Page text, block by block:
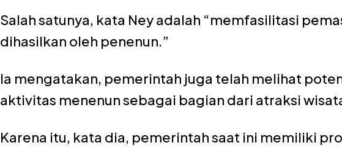
Salah satunya, kata Ney adalah “memfasilitasi
dihasilkan oleh penenun.”
Ia mengatakan, pemerintah juga telah melihat
aktivitas menenun sebagai bagian dari atraksi
Karena itu, kata dia, pemerintah saat ini memiliki